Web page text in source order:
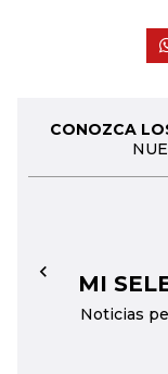
CONOZCA
MI
Noticias
←